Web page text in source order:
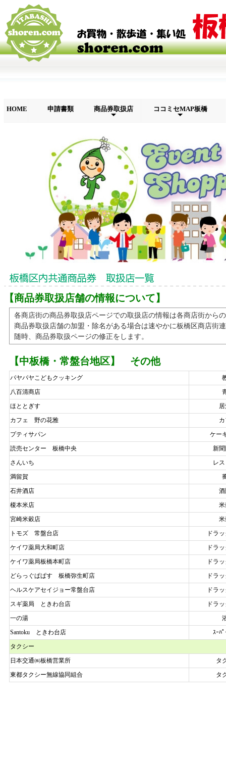
HOME 申請書類 商品券取扱店 ココミセMAP板橋
【商品券取扱店舗の情報について】
各商店街の商品券取扱店ページでの取扱店の情報は各商店街から
商品券取扱店舗の加盟・除名がある場合は速やかに板橋区商店街
随時、商品券取扱ページの修正をします。
【中板橋・常盤台地区】 その他
パヤパヤこどもクッキング
八百清商店
ほととぎす
カフェ 野の花雅
プティサパン
ケー
読売センター 板橋中央
新
さんいち
レ
満留賀
石井酒店
酒
榎本米店
米
宮崎米穀店
米
トモズ 常盤台店
ドラ
ケイワ薬局大和町店
ドラ
ケイワ薬局板橋本町店
ドラ
どらっぐぱぱす 板橋弥生町店
ドラ
ヘルスケアセイジョー常盤台店
ドラ
スギ薬局 ときわ台店
ドラ
一の湯
Santoku ときわ台店
ｽｰﾊ
タクシー
日本交通㈱板橋営業所
タ
東都タクシー無線協同組合
タ